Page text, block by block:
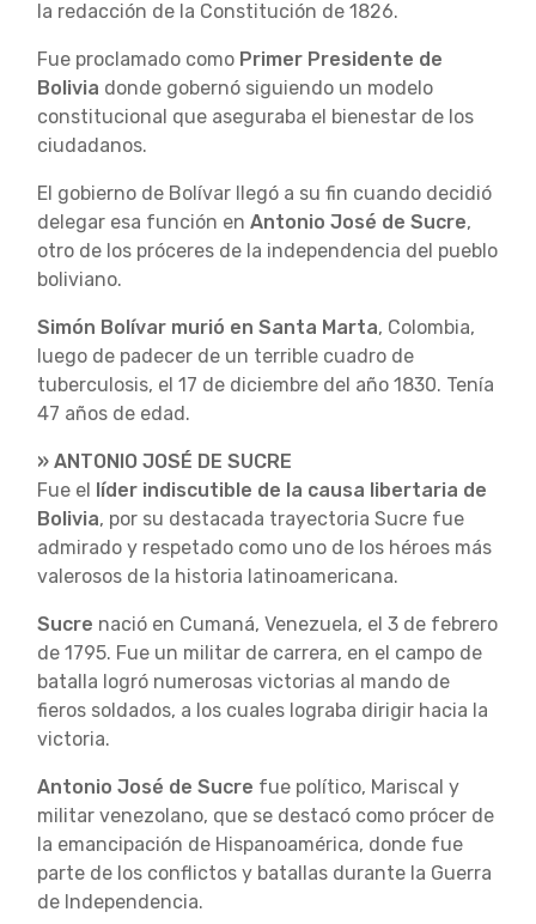
la redacción de la Constitución de 1826.
Fue proclamado como Primer Presidente de
Bolivia donde gobernó siguiendo un modelo
constitucional que aseguraba el bienestar de los
ciudadanos.
El gobierno de Bolívar llegó a su fin cuando decidió
delegar esa función en Antonio José de Sucre,
otro de los próceres de la independencia del pueblo
boliviano.
Simón Bolívar murió en Santa Marta, Colombia,
luego de padecer de un terrible cuadro de
tuberculosis, el 17 de diciembre del año 1830. Tenía
47 años de edad.
» ANTONIO JOSÉ DE SUCRE
Fue el líder indiscutible de la causa libertaria de
Bolivia, por su destacada trayectoria Sucre fue
admirado y respetado como uno de los héroes más
valerosos de la historia latinoamericana.
Sucre nació en Cumaná, Venezuela, el 3 de febrero
de 1795. Fue un militar de carrera, en el campo de
batalla logró numerosas victorias al mando de
fieros soldados, a los cuales lograba dirigir hacia la
victoria.
Antonio José de Sucre fue político, Mariscal y
militar venezolano, que se destacó como prócer de
la emancipación de Hispanoamérica, donde fue
parte de los conflictos y batallas durante la Guerra
de Independencia.